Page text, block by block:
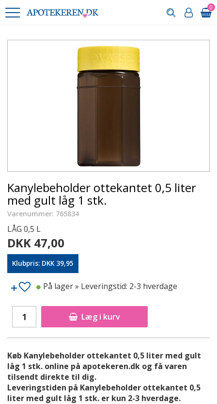
0
Kanylebeholder ottekantet 0,5 liter
med gult låg 1 stk.
Varenummer: 765834
LÅG 0,5 L
DKK 47,00
Klubpris: DKK 39,95
Læg i kurv
På lager» Leveringstid: 2-3 hverdage
Køb Kanylebeholder ottekantet 0,5 liter med gult
låg 1 stk. online på apotekeren.dk og få varen
tilsendt direkte til dig.
Leveringstiden på Kanylebeholder ottekantet 0,5
liter med gult låg 1 stk. er kun 2-3 hverdage.